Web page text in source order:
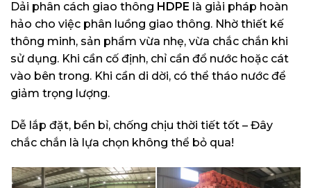
Dải phân cách giao thông HDPE là giải pháp hoàn
hảo cho việc phân luồng giao thông. Nhờ thiết kế
thông minh, sản phẩm vừa nhẹ, vừa chắc chắn khi
sử dụng. Khi cần cố định, chỉ cần đổ nước hoặc cát
vào bên trong. Khi cần di dời, có thể tháo nước để
giảm trọng lượng.
Dễ lắp đặt, bền bỉ, chống chịu thời tiết tốt – Đây
chắc chắn là lựa chọn không thể bỏ qua!